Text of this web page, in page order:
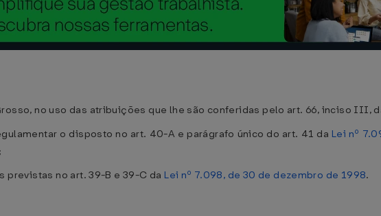
no uso das atribuições que lhe são conferidas pelo art. 66, inciso III,
o disposto no art. 40-A e parágrafo único do art. 41 da Lei nº
;
no art. 39-B e 39-C da Lei nº 7.098, de 30 de dezembro de 1998.